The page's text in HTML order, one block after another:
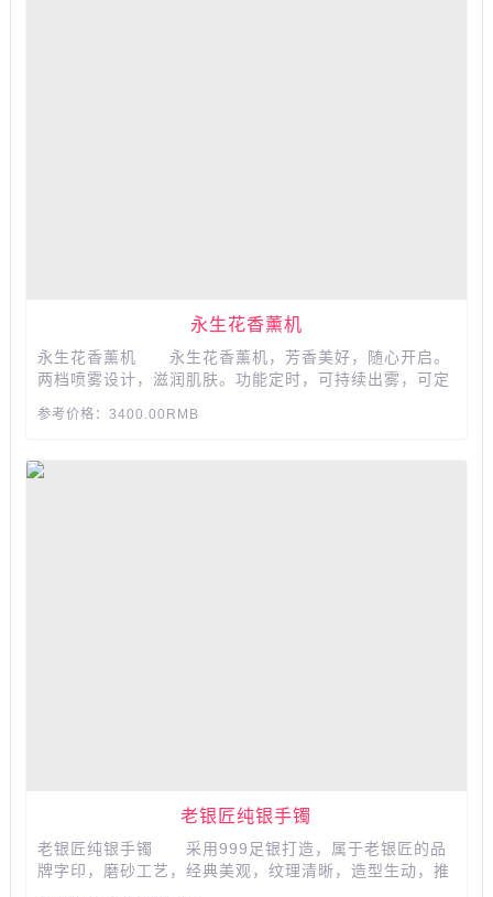
永生花香薰机
永生花香薰机 永生花香薰机，芳香美好，随心开启。
两档喷雾设计，滋润肌肤。功能定时，可持续出雾，可定
色模式。...
参考价格：3400.00RMB
老银匠纯银手镯
老银匠纯银手镯 采用999足银打造，属于老银匠的品
牌字印，磨砂工艺，经典美观，纹理清晰，造型生动，推